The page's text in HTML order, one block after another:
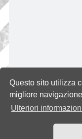
Questo sito utilizza
migliore
Ulteriori